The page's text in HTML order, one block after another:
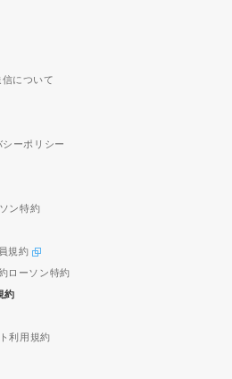
について
ーポリシー
ン特約
規約
ローソン特約
約
利用規約